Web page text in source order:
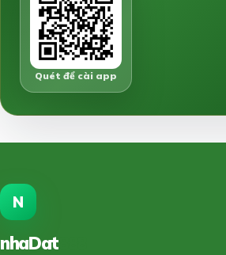
Quét để cài app
N
nhaDat